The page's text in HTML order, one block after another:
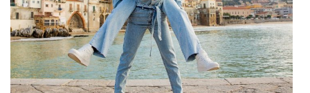
Този сезон модните дами ще се радват да достигнат до
шарени рокли с различни разфасовки. Възможностите за
избор в онлайн търговците на едро като FactoryPrice.eu
са достатъчно големи, …